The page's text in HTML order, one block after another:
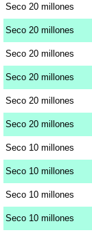
Seco 20 millones
Seco 20 millones
Seco 20 millones
Seco 20 millones
Seco 20 millones
Seco 20 millones
Seco 10 millones
Seco 10 millones
Seco 10 millones
Seco 10 millones